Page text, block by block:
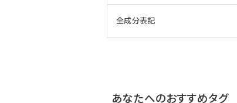
全成分表記
あなたへのおすすめタグ